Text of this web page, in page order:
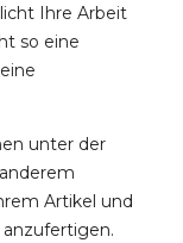
Ihre Arbeit
so eine
unter der
Artikel und